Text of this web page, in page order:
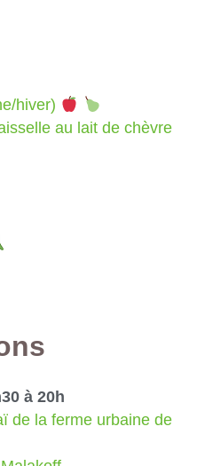
hiver)
au lait de chèvre
à 20h
de la ferme urbaine de